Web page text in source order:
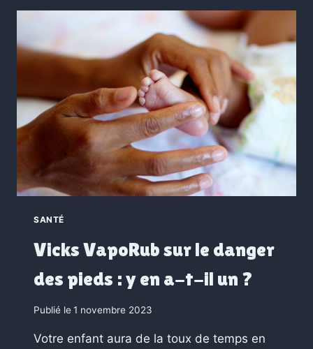
SANTÉ
Vicks VapoRub sur le danger
des pieds : y en a-t-il un ?
Publié le1 novembre 2023
Votre enfant aura de la toux de temps en